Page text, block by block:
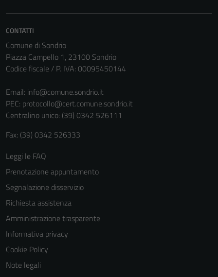
CONTATTI
Comune di Sondrio
Piazza Campello 1, 23100 Sondrio
Codice fiscale / P. IVA: 00095450144
Email: info@comune.sondrio.it
PEC: protocollo@cert.comune.sondrio.it
Centralino unico: (39) 0342 526111
Fax: (39) 0342 526333
Leggi le FAQ
Prenotazione appuntamento
Segnalazione disservizio
Richiesta assistenza
Amministrazione trasparente
Informativa privacy
Cookie Policy
Note legali